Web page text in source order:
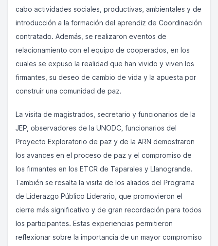
cabo actividades sociales, productivas, ambientales y de
introducción a la formación del aprendiz de Coordinación
contratado. Además, se realizaron eventos de
relacionamiento con el equipo de cooperados, en los
cuales se expuso la realidad que han vivido y viven los
firmantes, su deseo de cambio de vida y la apuesta por
construir una comunidad de paz.
La visita de magistrados, secretario y funcionarios de la
JEP, observadores de la UNODC, funcionarios del
Proyecto Exploratorio de paz y de la ARN demostraron
los avances en el proceso de paz y el compromiso de
los firmantes en los ETCR de Taparales y Llanogrande.
También se resalta la visita de los aliados del Programa
de Liderazgo Público Liderario, que promovieron el
cierre más significativo y de gran recordación para todos
los participantes. Estas experiencias permitieron
reflexionar sobre la importancia de un mayor compromiso